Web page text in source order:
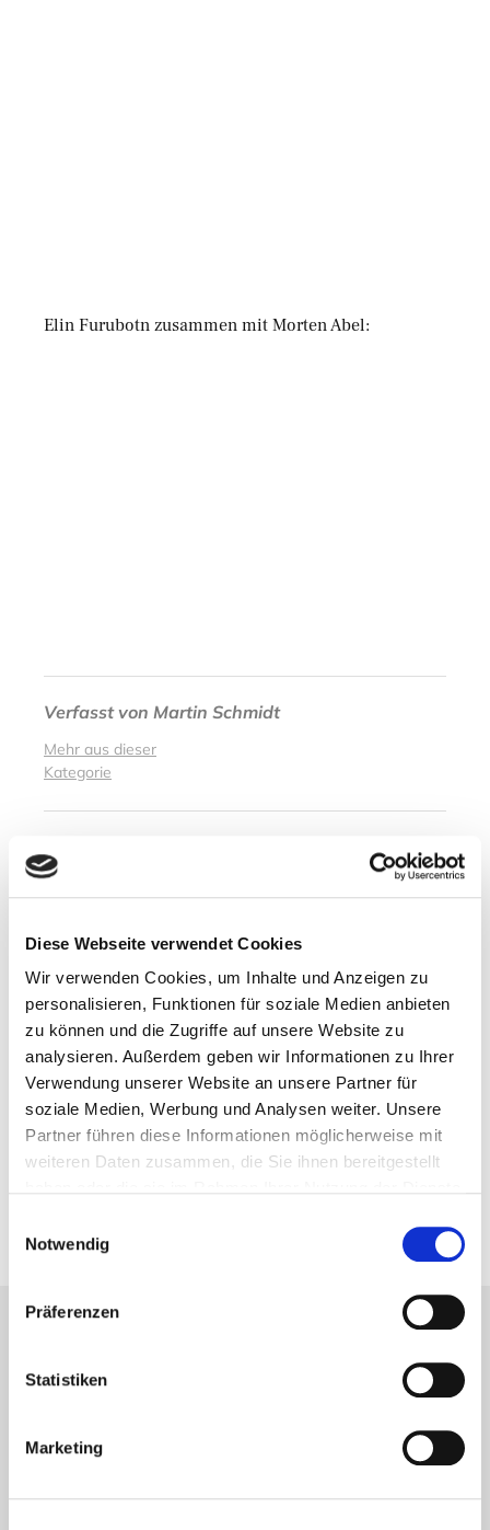
Diese Webseite verwendet Cookies
Wir verwenden Cookies, um Inhalte und Anzeigen zu
personalisieren, Funktionen für soziale Medien anbieten
zu können und die Zugriffe auf unsere Website zu
analysieren. Außerdem geben wir Informationen zu Ihrer
Verwendung unserer Website an unsere Partner für
soziale Medien, Werbung und Analysen weiter. Unsere
Partner führen diese Informationen möglicherweise mit
weiteren Daten zusammen, die Sie ihnen bereitgestellt
Notwendig
Präferenzen
Statistiken
Marketing
Elin Furubotn zusammen mit Morten Abel:
Verfasst von Martin Schmidt
Mehr aus dieser
Kategorie
Schwere Überschwemmungen in
Westnorwegen
30. Oktober 2014
Vorheriger Artikel
Buchtipp – Neuer Nesbø ab 14.11.
UNSERE EMPFEHLUNGEN